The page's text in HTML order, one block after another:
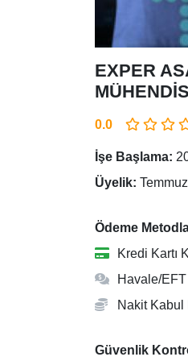
EXPER
0.0
İşe Başlama:
Üyelik:
Ödeme
Kredi Kartı
Havale/
Nakit Kabul
Güvenlik